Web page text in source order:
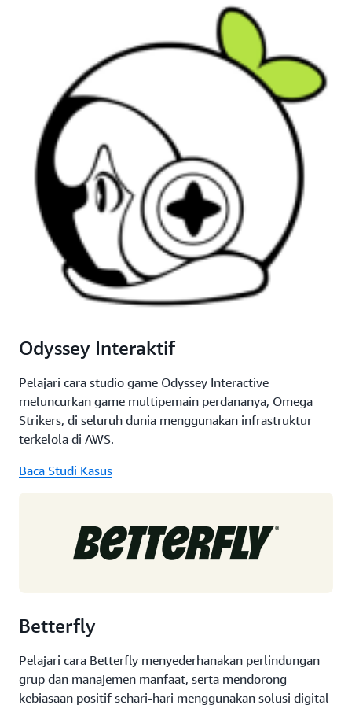
Odyssey Interaktif
Pelajari cara studio game Odyssey Interactive
meluncurkan game multipemain perdananya, Omega
Strikers, di seluruh dunia menggunakan infrastruktur
terkelola di AWS.
Baca Studi Kasus
Betterfly
Pelajari cara Betterfly menyederhanakan perlindungan
grup dan manajemen manfaat, serta mendorong
kebiasaan positif sehari-hari menggunakan solusi digital